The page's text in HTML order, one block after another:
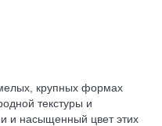
крупных формах
текстуры и
и насыщенный цвет этих